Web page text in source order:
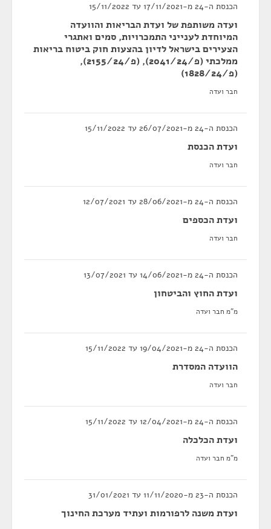
הכנסת ה-24 מ-17/11/2021 עד 15/11/2022
ועדה משותפת של ועדת הבריאות והוועדה
המיוחדת לענייני התמכרויות, סמים ואתגרי
הצעירים בישראל לדיון בהצעות חוק ביטוח בריאות
ממלכתי (פ/2041/24), (פ/2155/24),
(פ/1828/24)
חבר ועדה
הכנסת ה-24 מ-26/07/2021 עד 15/11/2022
ועדת הכנסת
חבר ועדה
הכנסת ה-24 מ-28/06/2021 עד 12/07/2021
ועדת הכספים
חבר ועדה
הכנסת ה-24 מ-14/06/2021 עד 13/07/2021
ועדת החוץ והביטחון
מ"מ חבר ועדה
הכנסת ה-24 מ-19/04/2021 עד 15/11/2022
הוועדה המסדרת
חבר ועדה
הכנסת ה-24 מ-12/04/2021 עד 15/11/2022
ועדת הכלכלה
מ"מ חבר ועדה
הכנסת ה-23 מ-11/11/2020 עד 31/01/2021
ועדת משנה לרפורמות ועתיד מערכת החינוך